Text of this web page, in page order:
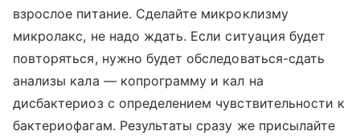
взрослое питание. Сделайте микроклизму
микролакс, не надо ждать. Если ситуация будет
повторяться, нужно будет обследоваться-сдать
анализы кала — копрограмму и кал на
дисбактериоз с определением чувствительности к
бактериофагам. Результаты сразу же присылайте